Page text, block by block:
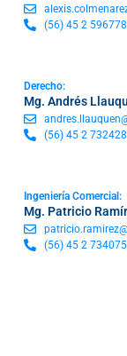
(56) 45 2 596778
Derecho:
Mg. Andrés
(56) 45 2 732428
Ingeniería Comercial:
Mg. Patricio
(56) 45 2 734075